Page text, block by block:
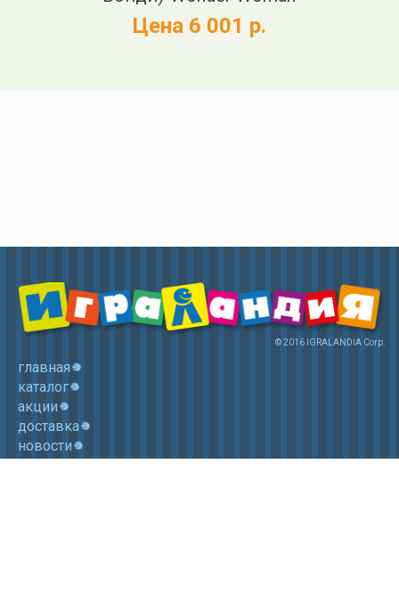
Цена 6 001 р.
© 2016 IGRALANDIA Corp.
главная
каталог
акции
доставка
новости